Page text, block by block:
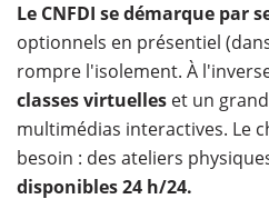
Le CNFDI se démarque par
optionnels en présentiel
rompre l'isolement. À
classes virtuelles et un
multimédias interactives. Le
besoin : des ateliers
disponibles 24 h/24.